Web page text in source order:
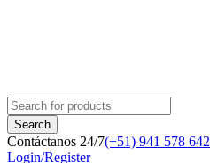
Contáctanos 24/7(+51) 941 578 642
Login/Register